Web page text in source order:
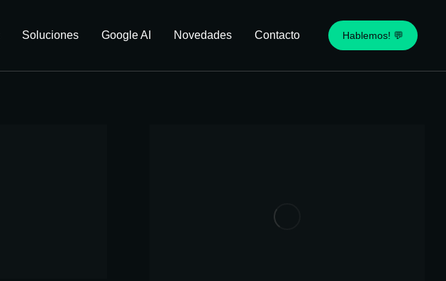
Soluciones Google AI Novedades Contacto Hablemos! 💬